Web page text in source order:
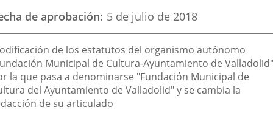
de aprobación 5 de julio de 2018
de los estatutos del organismo autónomo
Municipal de Cultura-Ayuntamiento de
la que pasa a denominarse "Fundación Municipal de
del Ayuntamiento de Valladolid" y se cambia la
de su articulado